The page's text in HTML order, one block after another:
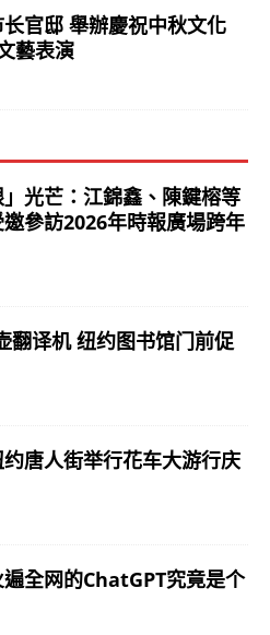
长官邸 舉辦慶祝中秋文化
藝表演
光芒：江錦鑫、陳鍵榕等
參訪2026年時報廣場跨年
翻译机 纽约图书馆门前促
约唐人街举行花车大游行庆
遍全网的ChatGPT究竟是个